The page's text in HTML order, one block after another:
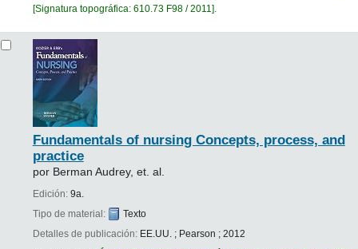
Signatura topográfica: 610.73 F98 / 2011 .
Fundamentals of nursing Concepts, process, and
practice
por Berman Audrey, et. al.
Edición: 9a.
Tipo de material:
Texto
Detalles de publicación: EE.UU. ; Pearson ; 2012